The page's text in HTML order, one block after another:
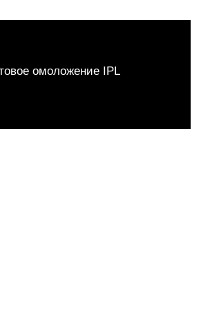
омоложение IPL